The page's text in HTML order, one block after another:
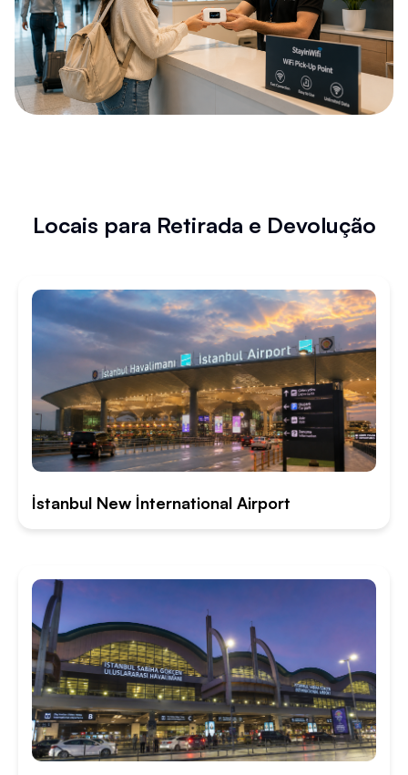
Locais para Retirada e Devolução
İstanbul New İnternational Airport